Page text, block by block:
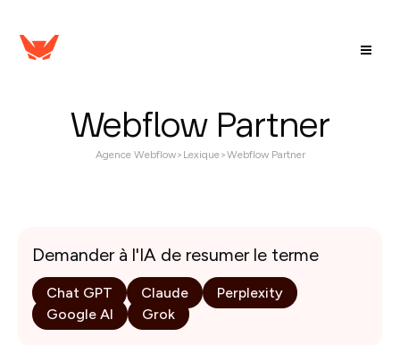
Webflow Partner
Agence Webflow> Lexique>Webflow Partner
Demander à l'IA de resumer le terme
Chat GPT Claude
Perplexity
Google AI
Grok